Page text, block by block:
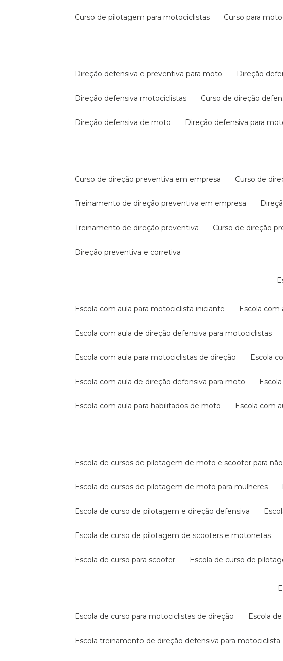
curso de pilotagem para motociclistas curso para
direção defensiva e preventiva para moto direção
direção defensiva motociclistas curso de direção
direção defensiva de moto direção defensiva para
curso de direção preventiva em empresa curso de
treinamento de direção preventiva em empresa
treinamento de direção preventiva curso de direção
direção preventiva e corretiva
escola com aula para motociclista iniciante escola
escola com aula de direção defensiva para motociclistas
escola com aula para motociclistas de direção escola
escola com aula de direção defensiva para moto
escola com aula para habilitados de moto escola com
escola de cursos de pilotagem de moto e scooter para
escola de cursos de pilotagem de moto para mulheres
escola de curso de pilotagem e direção defensiva
escola de curso de pilotagem de scooters e motonetas
escola de curso para scooter escola de curso de
escola de curso para motociclistas de direção escola
escola treinamento de direção defensiva para motociclista